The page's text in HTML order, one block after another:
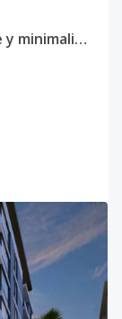
Proyecto de Apartamento accesible y minimalista en el centro de la ciudad, Bella Vista